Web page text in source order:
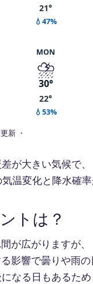
21°
💧47%
MON
⛈️
30°
22°
💧53%
新 ・
が大きい気候で、
温変化と降水確
トは？
が広がりますが、
影響で曇りや雨
なる日もあるた